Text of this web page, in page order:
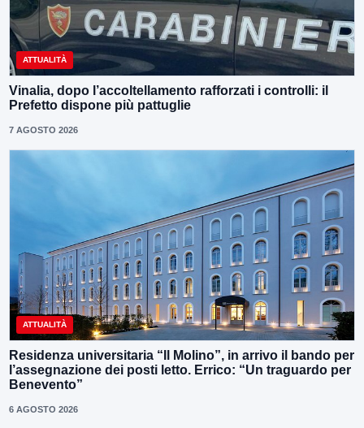
ATTUALITÀ
Vinalia, dopo l’accoltellamento rafforzati i controlli: il
Prefetto dispone più pattuglie
7 AGOSTO 2026
ATTUALITÀ
Residenza universitaria “Il Molino”, in arrivo il bando per
l’assegnazione dei posti letto. Errico: “Un traguardo per
Benevento”
6 AGOSTO 2026